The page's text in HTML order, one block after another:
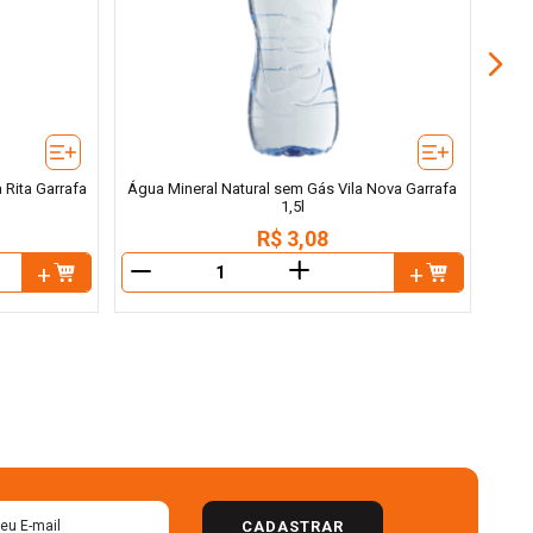
Garrafa
Água Mineral Natural sem Gás Vila Nova Garrafa
1,5l
R$ 3,08
＋
CADASTRAR